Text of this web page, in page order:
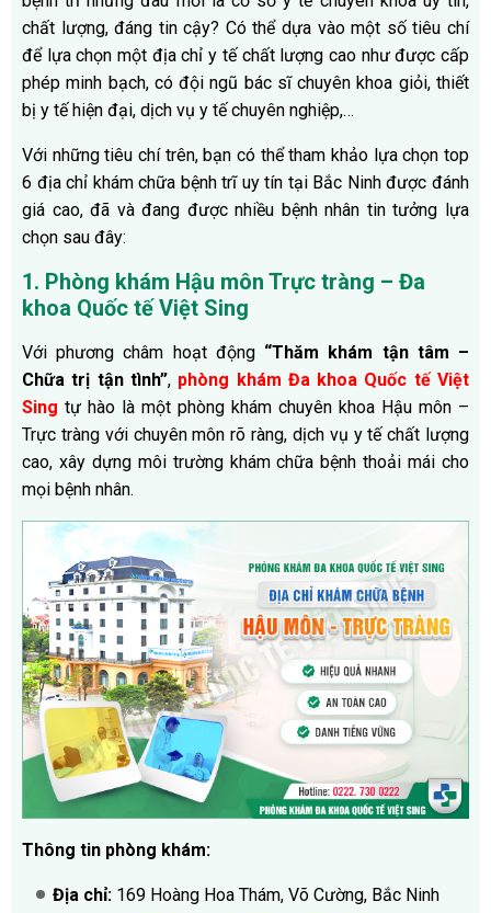
chất lượng, đáng tin cậy? Có thể dựa vào một số tiêu chí
để lựa chọn một địa chỉ y tế chất lượng cao như được cấp
phép minh bạch, có đội ngũ bác sĩ chuyên khoa giỏi, thiết
bị y tế hiện đại, dịch vụ y tế chuyên nghiệp,…
Với những tiêu chí trên, bạn có thể tham khảo lựa chọn top
6 địa chỉ khám chữa bệnh trĩ uy tín tại Bắc Ninh được đánh
giá cao, đã và đang được nhiều bệnh nhân tin tưởng lựa
chọn sau đây:
1. Phòng khám Hậu môn Trực tràng – Đa
khoa Quốc tế Việt Sing
Với phương châm hoạt động“Thăm khám tận tâm –
Chữa trị tận tình”, phòng khám Đa khoa Quốc tế Việt
Sing tự hào là một phòng khám chuyên khoa Hậu môn –
Trực tràng với chuyên môn rõ ràng, dịch vụ y tế chất lượng
cao, xây dựng môi trường khám chữa bệnh thoải mái cho
mọi bệnh nhân.
Thông tin phòng khám:
Địa chỉ: 169 Hoàng Hoa Thám, Võ Cường, Bắc Ninh